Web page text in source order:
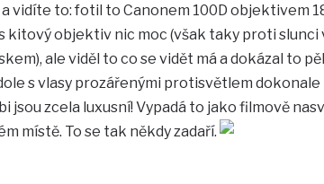
vidíte to: fotil to Canonem 100D objektivem
kitový objektiv nic moc (však taky proti slunci
ale viděl to co se vidět má a dokázal to
s vlasy prozářenými protisvětlem dokonale
jsou zcela luxusní! Vypadá to jako filmově
místě. To se tak někdy zadaří.